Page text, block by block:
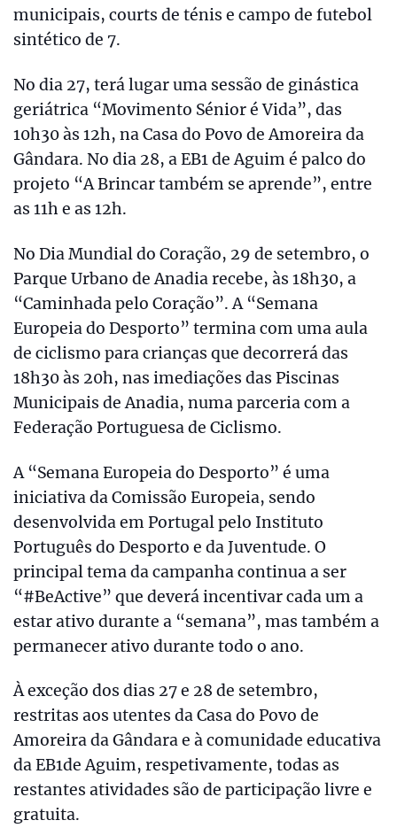
municipais, courts de ténis e campo de futebol
sintético de 7.
No dia 27, terá lugar uma sessão de ginástica
geriátrica “Movimento Sénior é Vida”, das
10h30 às 12h, na Casa do Povo de Amoreira da
Gândara. No dia 28, a EB1 de Aguim é palco do
projeto “A Brincar também se aprende”, entre
as 11h e as 12h.
No Dia Mundial do Coração, 29 de setembro, o
Parque Urbano de Anadia recebe, às 18h30, a
“Caminhada pelo Coração”. A “Semana
Europeia do Desporto” termina com uma aula
de ciclismo para crianças que decorrerá das
18h30 às 20h, nas imediações das Piscinas
Municipais de Anadia, numa parceria com a
Federação Portuguesa de Ciclismo.
A “Semana Europeia do Desporto” é uma
iniciativa da Comissão Europeia, sendo
desenvolvida em Portugal pelo Instituto
Português do Desporto e da Juventude. O
principal tema da campanha continua a ser
“#BeActive” que deverá incentivar cada um a
estar ativo durante a “semana”, mas também a
permanecer ativo durante todo o ano.
À exceção dos dias 27 e 28 de setembro,
restritas aos utentes da Casa do Povo de
Amoreira da Gândara e à comunidade educativa
da EB1de Aguim, respetivamente, todas as
restantes atividades são de participação livre e
gratuita.